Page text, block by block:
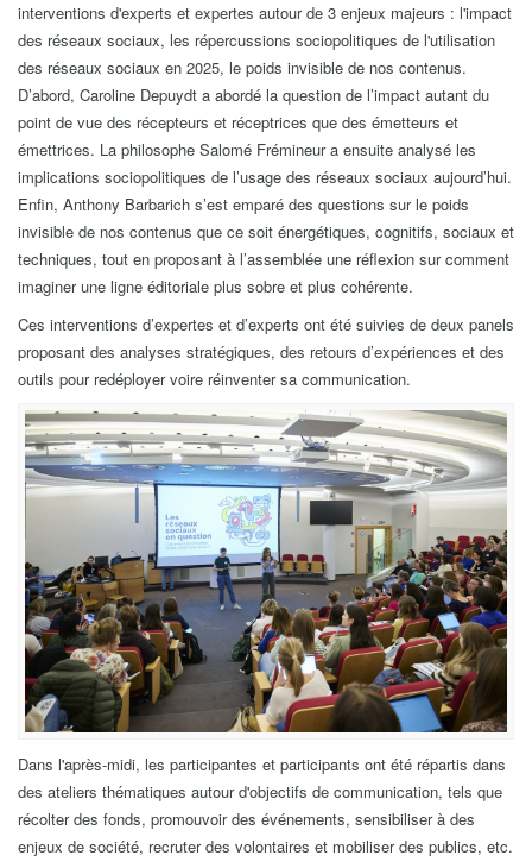
interventions d'experts et expertes autour de 3 enjeux majeurs : l'impact
des réseaux sociaux, les répercussions sociopolitiques de l'utilisation
des réseaux sociaux en 2025, le poids invisible de nos contenus.
D’abord, Caroline Depuydt a abordé la question de l’impact autant du
point de vue des récepteurs et réceptrices que des émetteurs et
émettrices. La philosophe Salomé Frémineur a ensuite analysé les
implications sociopolitiques de l’usage des réseaux sociaux aujourd’hui.
Enfin, Anthony Barbarich s’est emparé des questions sur le poids
invisible de nos contenus que ce soit énergétiques, cognitifs, sociaux et
techniques, tout en proposant à l’assemblée une réflexion sur comment
imaginer une ligne éditoriale plus sobre et plus cohérente.
Ces interventions d’expertes et d’experts ont été suivies de deux panels
proposant des analyses stratégiques, des retours d’expériences et des
outils pour redéployer voire réinventer sa communication.
Dans l'après-midi, les participantes et participants ont été répartis dans
des ateliers thématiques autour d'objectifs de communication, tels que
récolter des fonds, promouvoir des événements, sensibiliser à des
enjeux de société, recruter des volontaires et mobiliser des publics, etc.